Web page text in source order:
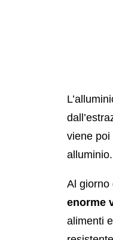
viene poi
alluminio.
Al giorno
enorme
alimenti